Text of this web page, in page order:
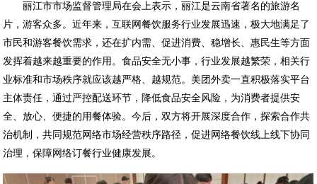
丽江市市场监督管理局在会上表示 ，丽江是云南省著名的旅游名
片，游客众多。近年来，互联网餐饮服务行业发展迅速，极大地满足了
市民和游客餐饮需求，还在扩内需、促进消费、稳增长、惠民生等方面
发挥着越来越重要的作用。食品安全无小事，行业发展越繁荣，相关行
业标准和市场秩序就应该越严格、越规范。美团外卖一直积极落实平台
主体责任，通过严控配送环节，降低食品安全风险，为消费者提供安
全、放心、便捷的用餐体验。今后，双方将开展深度合作，探索合作共
治机制，共同规范网络市场经营秩序路径，促进网络餐饮线上线下协同
治理，保障网络订餐行业健康发展。